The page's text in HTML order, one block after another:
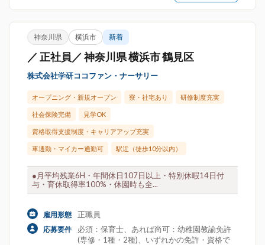
神奈川県 横浜市 新着
／ 正社員／ 神奈川県 横浜市 鶴見区
株式会社学研ココファン・ナーサリー
オープニング・新規オープン 寮・社宅あり 研修制度充実
社会保険完備 見学OK
資格取得支援制度・キャリアアップ充実
車通勤・マイカー通勤可 駅近（徒歩10分以内）
●月平均残業6H・年間休日107日以上・特別休暇14日付
与・育休取得率100%・休園時も全...
雇用形態 正職員
応募要件
必須：保育士、あれば尚可：幼稚園教諭免許
(専修・1種・2種)、いずれかの免許・資格で